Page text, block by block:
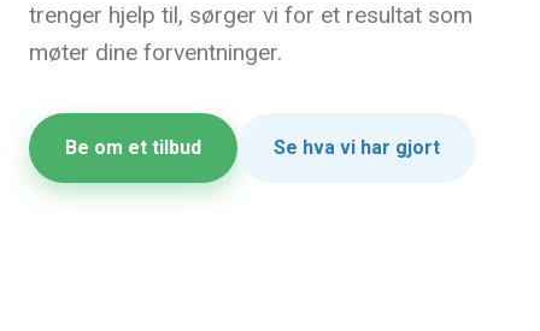
trenger hjelp til, sørger vi for et resultat som
møter dine forventninger.
Be om et tilbud Se hva vi har gjort